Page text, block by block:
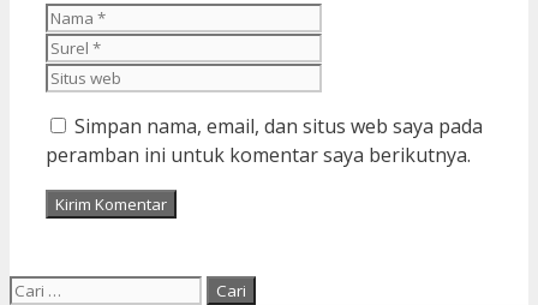
Nama
Simpan nama, email, dan situs web saya pada
peramban ini untuk komentar saya berikutnya.
Cari